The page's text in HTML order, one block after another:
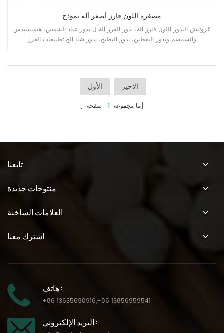
مصغرة اللون فارز أصغر آلة نموذج
غروتيش البذور اللون فارز آلة، بذور الفرز آلة ل بذور عباد الشمس، هيمبسيدس
والسمسم وبذور اليقطين، بذور البطيخ، بذور شيا الخ تطبيقات الفرز
الأول الاخير
[ ما مجموعه 1
تابعنا
منتوجات جديدة
العلامات الساخنة
اشترك معنا
هاتف :
+86 13635690916,+86 13856959541
البريد الإلكتروني :